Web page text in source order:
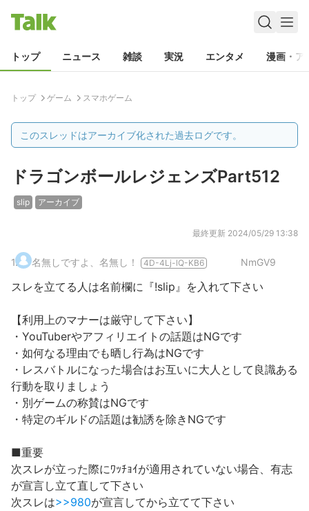
トップ ニュース 雑談 実況 エンタメ 漫画・ア
トップ ゲーム スマホゲーム
このスレッドはアーカイブ化された過去ログです。
ドラゴンボールレジェンズPart512
slip アーカイブ
最終更新 2024/05/29 13:38
1. 名無しですよ、名無し！ 4D-4Lj-lQ-KB6 NmGV9
スレを立てる人は名前欄に『!slip』を入れて下さい
【利用上のマナーは厳守して下さい】
・YouTuberやアフィリエイトの話題はNGです
・如何なる理由でも晒し行為はNGです
・レスバトルになった場合はお互いに大人として良識ある
行動を取りましょう
・別ゲームの称賛はNGです
・特定のギルドの話題は勧誘を除きNGです
■重要
次スレが立った際にﾜｯﾁｮｲが適用されていない場合、有志
が宣言し立て直して下さい
次スレは>>980が宣言してから立てて下さい